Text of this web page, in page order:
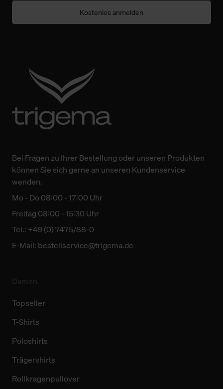
Technologien sowie die Nutzung Ihrer persönlichen Daten
Kostenlos anmelden
Bei Fragen zu Ihrer Bestellung oder unseren Produkten
können Sie sich gerne an unseren Kundenservice
wenden.
Mo - Do 08:00 - 17:00 Uhr
Freitag 08:00 - 15:30 Uhr
Tel.: +49 (0) 7475/88-0
E-Mail: bestellservice@trigema.de
Topseller
T-Shirts
Poloshirts
Trägershirts
Rollkragenpullover